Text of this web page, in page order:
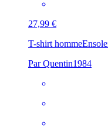
27,99 €
T-shirt homme
Par Quentin1984